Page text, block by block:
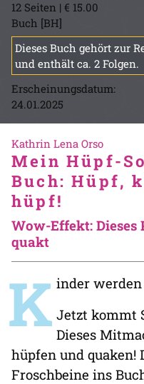
12 Seiten | € 15.00
Buch [BH]
Dieses Buch gehört zur
und enthält ca. 2 Folgen.
Erscheinungsdatum:
24.01.2025
Kathrin Lena Orso
Mein Hüpf-
Buch: Hüpf,
hüpf!
Wow-Effekt: Dieses
quakt
K inder werden
Jetzt kommt
Dieses
hüpfen und quaken!
Froschbeine ins